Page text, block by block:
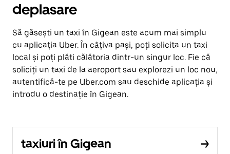
deplasare
Să găsești un taxi în Gigean este acum mai simplu
cu aplicația Uber. În câțiva pași, poți solicita un taxi
local și poți plăti călătoria dintr-un singur loc. Fie că
soliciți un taxi de la aeroport sau explorezi un loc nou,
autentifică-te pe Uber.com sau deschide aplicația și
introdu o destinație în Gigean.
taxiuri în Gigean